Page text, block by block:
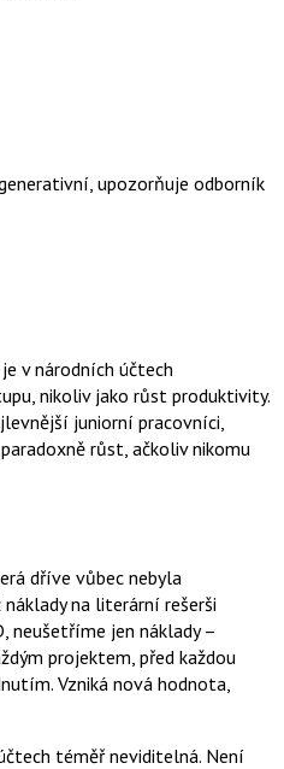
upozorňuje odborník
v národních účtech
nikoliv jako růst produktivity.
juniorní pracovníci,
růst, ačkoliv nikomu
dříve vůbec nebyla
na literární rešerši
neušetříme jen náklady –
projektem, před každou
Vzniká nová hodnota,
téměř neviditelná. Není